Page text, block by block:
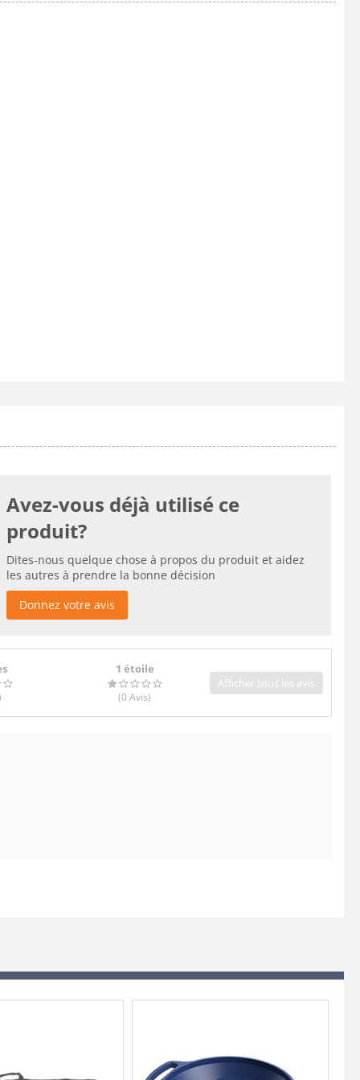
Avez-vous déjà utilisé ce
produit?
Dites-nous quelque chose à propos du produit et aidez
les autres à prendre la bonne décision
Donnez votre avis
1 étoile
(0 Avis)
Afficher tous les avis